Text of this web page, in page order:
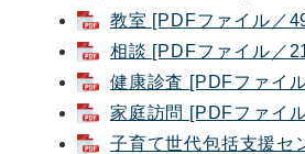
教室 [PDFファイル／
相談 [PDFファイル／
健康診査 [PDFファイ
家庭訪問 [PDFファイ
子育て世代包括支援セ